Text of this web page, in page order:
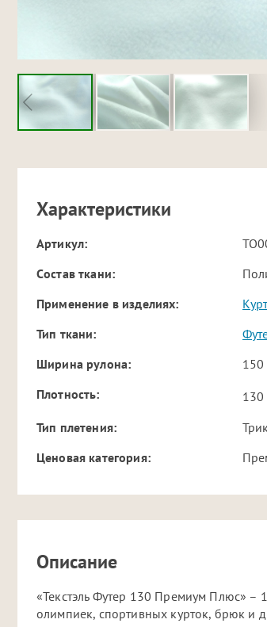
Характеристики
Артикул:
Cостав ткани:
Применение в изделиях:
Тип ткани:
Ширина рулона:
150
Плотность:
130
Тип плетения:
Ценовая категория:
Описание
«Текстэль Футер 130 Премиум Плюс»
олимпиек, спортивных курток, брюк и